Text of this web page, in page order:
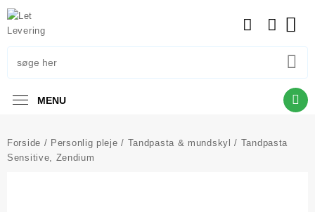
Skip
to
content
MENU
Forside / Personlig pleje / Tandpasta & mundskyl / Tandpasta
Sensitive, Zendium